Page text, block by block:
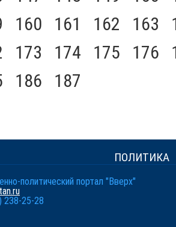
160 161 162 163
173 174 175 176
186 187
ПОЛИТИКА
политический портал "Вверх"
238-25-28